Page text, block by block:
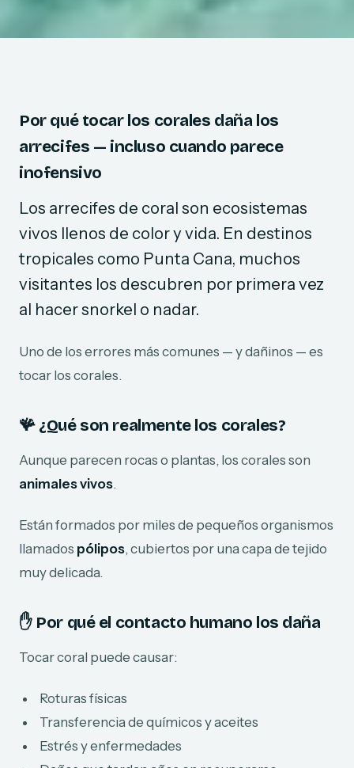
Por qué tocar los corales daña los
arrecifes — incluso cuando parece
inofensivo
Los arrecifes de coral son ecosistemas
vivos llenos de color y vida. En destinos
tropicales como Punta Cana, muchos
visitantes los descubren por primera vez
al hacer snorkel o nadar.
Uno de los errores más comunes — y dañinos — es
tocar los corales.
🪸 ¿Qué son realmente los corales?
Aunque parecen rocas o plantas, los corales son
animales vivos.
Están formados por miles de pequeños organismos
llamados pólipos, cubiertos por una capa de tejido
muy delicada.
✋ Por qué el contacto humano los daña
Tocar coral puede causar:
Roturas físicas
Transferencia de químicos y aceites
Estrés y enfermedades